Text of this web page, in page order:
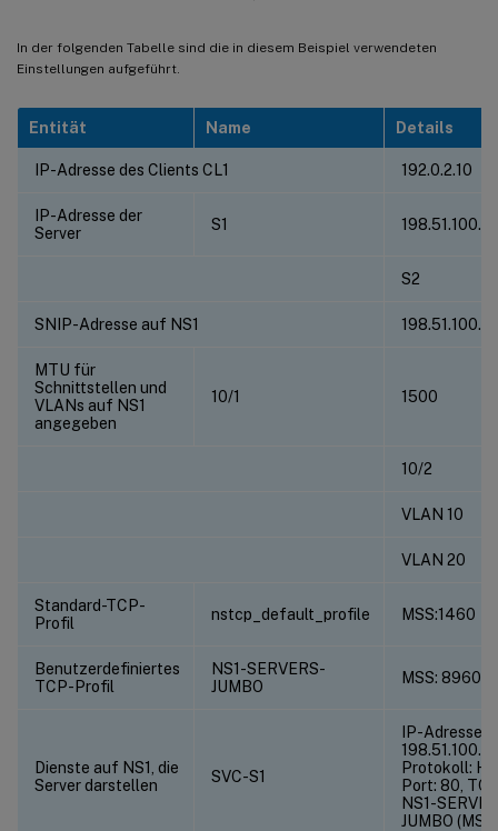
In der folgenden Tabelle sind die in diesem Beispiel verwendeten
Einstellungen aufgeführt.
Entität Name Details
IP-Adresse des Clients CL1 192.0.2.10
IP-Adresse der
Server
S1 198.51.100.19
S2
SNIP-Adresse auf NS1 198.51.100.18
MTU für
Schnittstellen und
VLANs auf NS1
angegeben
10/1 1500
10/2
VLAN 10
VLAN 20
Standard-TCP-
Profil
nstcp_default_profile MSS:1460
Benutzerdefiniertes
TCP-Profil
NS1-SERVERS-
JUMBO
MSS: 8960
Dienste auf NS1, die
Server darstellen
SVC-S1
IP-Adresse:
Protokoll:
Port: 80,
NS1-
JUMBO